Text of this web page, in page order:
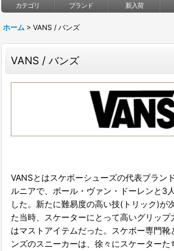
カテゴリ ブランド 新入荷
ホーム > VANS / バンズ
VANS / バンズ
VANSとはスケボーシューズの代表ブラン
ルニアで、ポール・ヴァン・ドーレンと3
した。新たに難易度の高い技(トリック)が
た当時、スケーターにとって高いグリップ
はマストアイテムだった。スケボー専門靴
ンズのスニーカーは、徐々にスケーターた